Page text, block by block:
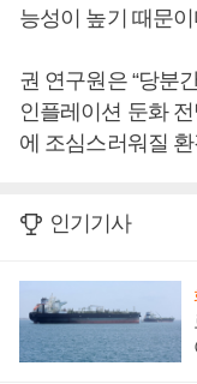
능성이 높기 때문
권 연구원은 “당분
인플레이션 둔화
에 조심스러워질
인기기사